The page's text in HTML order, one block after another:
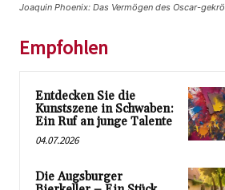
Joaquin Phoenix: Das Vermögen des Oscar-
Empfohlen
Entdecken Sie die
Kunstszene in Schwaben:
Ein Ruf an junge Talente
04.07.2026
Die Augsburger